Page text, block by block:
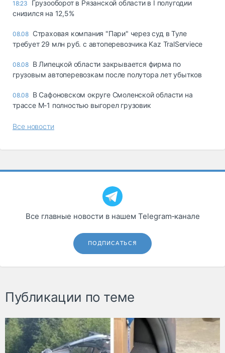
18:23
Грузооборот в Рязанской области в I полугодии
снизился на 12,5%
08.08 Страховая компания "Пари" через суд в Туле
требует 29 млн руб. с автоперевозчика Kaz TralServiece
08.08 В Липецкой области закрывается фирма по
грузовым автоперевозкам после полутора лет убытков
08.08 В Сафоновском округе Смоленской области на
трассе М-1 полностью выгорел грузовик
Все новости
Все главные новости в нашем Telegram‑канале
ПОДПИСАТЬСЯ
Публикации по теме